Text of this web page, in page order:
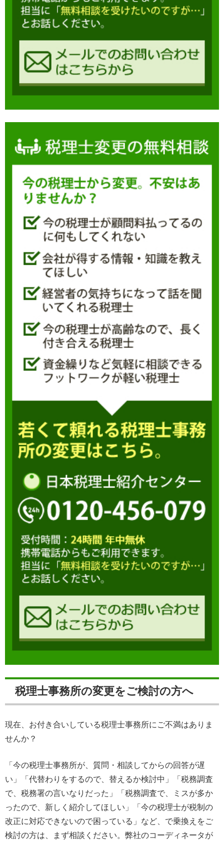
税理士事務所の変更をご検討の方へ
現在、お付き合いしている税理士事務所にご不満はありま
せんか？
「今の税理士事務所が、質問・相談してからの回答が遅
い」「代替わりをするので、替えるか検討中」「税務調査
で、税務署の言いなりだった」「税務調査で、ミスが多か
ったので、新しく紹介してほしい」「今の税理士が税制の
改正に対応できないので困っている」など、で乗換えをご
検討の方は、まず相談ください。弊社のコーディネータが